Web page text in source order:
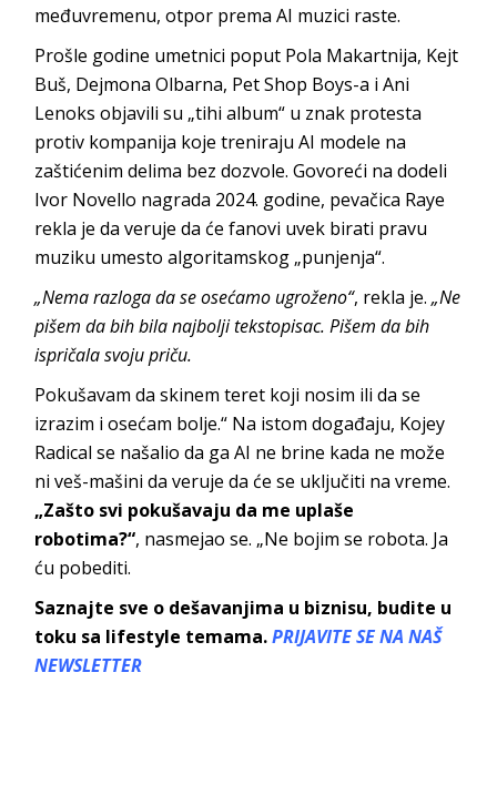
međuvremenu, otpor prema AI muzici raste.
Prošle godine umetnici poput Pola Makartnija, Kejt
Buš, Dejmona Olbarna, Pet Shop Boys-a i Ani
Lenoks objavili su „tihi album“ u znak protesta
protiv kompanija koje treniraju AI modele na
zaštićenim delima bez dozvole. Govoreći na dodeli
Ivor Novello nagrada 2024. godine, pevačica Raye
rekla je da veruje da će fanovi uvek birati pravu
muziku umesto algoritamskog „punjenja“.
„Nema razloga da se osećamo ugroženo“, rekla je.„Ne
pišem da bih bila najbolji tekstopisac. Pišem da bih
ispričala svoju priču.
Pokušavam da skinem teret koji nosim ili da se
izrazim i osećam bolje.“ Na istom događaju, Kojey
Radical se našalio da ga AI ne brine kada ne može
ni veš-mašini da veruje da će se uključiti na vreme.
„Zašto svi pokušavaju da me uplaše
robotima?“, nasmejao se. „Ne bojim se robota. Ja
ću pobediti.
Saznajte sve o dešavanjima u biznisu, budite u
toku sa lifestyle temama.PRIJAVITE SE NA NAŠ
NEWSLETTER